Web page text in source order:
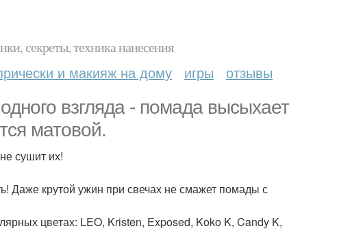
секреты, техника нанесения
и макияж на дому игры отзывы
взгляда - помада высыхает
матовой.
сушит их!
Даже крутой ужин при свечах не смажет помады с
цветах: LEO, Kristen, Exposed, Koko K, Candy K,